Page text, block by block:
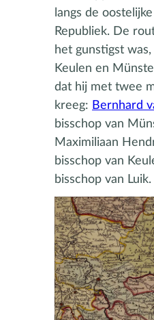
langs de
Republiek. De
het gunstigst
Keulen en
dat hij met twee
kreeg: Bernhard
bisschop van
Maximiliaan
bisschop van
bisschop van Luik.